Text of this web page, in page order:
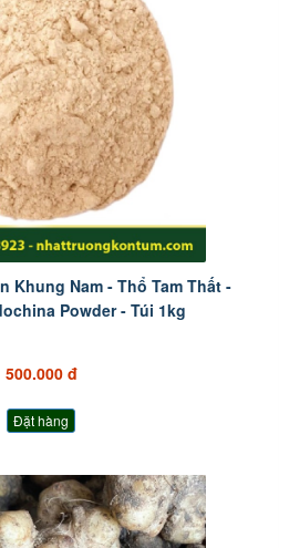
Khung Nam - Thổ Tam Thất -
Powder - Túi 1kg
500.000 đ
Đặt hàng